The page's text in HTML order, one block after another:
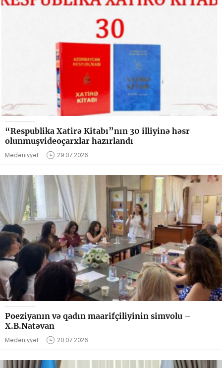
“Respublika Xatirə Kitabı”nın 30 illiyinə həsr
olunmuşvideoçarxlar hazırlandı
Mədəniyyət 29.07.2026
Poeziyanın və qadın maarifçiliyinin simvolu –
X.B.Natəvan
Mədəniyyət 20.07.2026